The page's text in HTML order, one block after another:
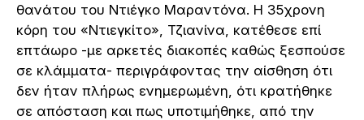
θανάτου του Ντιέγκο Μαραντόνα. Η 35χρονη
κόρη του «Ντιεγκίτο», Τζιανίνα, κατέθεσε επί
επτάωρο -με αρκετές διακοπές καθώς ξεσπούσε
σε κλάμματα- περιγράφοντας την αίσθηση ότι
δεν ήταν πλήρως ενημερωμένη, ότι κρατήθηκε
σε απόσταση και πως υποτιμήθηκε, από την